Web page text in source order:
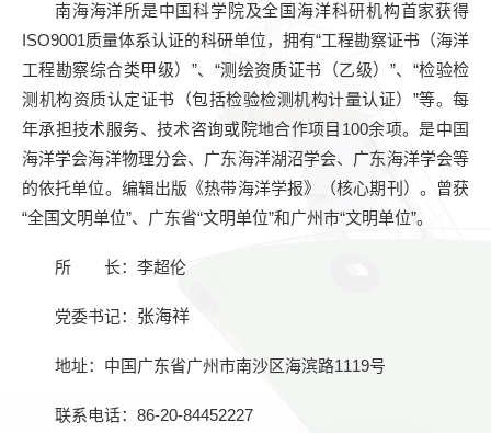
南海海洋所是中国科学院及全国海洋科研机构首家获得
ISO9001质量体系认证的科研单位，拥有“工程勘察证书（海洋
工程勘察综合类甲级）”、“测绘资质证书（乙级）”、“检验检
测机构资质认定证书（包括检验检测机构计量认证）”等。每
年承担技术服务、技术咨询或院地合作项目 100余项。是中国
海洋学会海洋物理分会、广东海洋湖沼学会、广东海洋学会等
的依托单位。编辑出版《热带海洋学报》（核心期刊）。曾获
“全国文明单位”、广东省“文明单位”和广州市“文明单位”。
所 长：李超伦
党委书记： 张海祥
地址：中国广东省广州市南沙区海滨路1119号
联系电话：86-20-84452227